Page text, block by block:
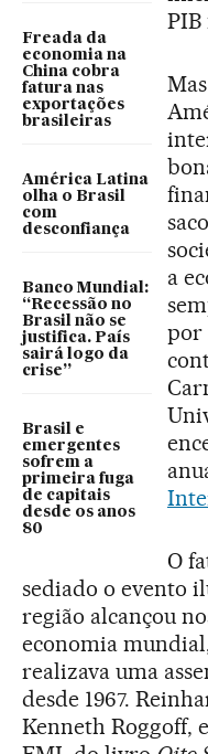
Freada da
economia na
China cobra
fatura nas
exportações
brasileiras
América Latina
olha o Brasil
com
desconfiança
Banco Mundial:
“Recessão no
Brasil não se
justifica. País
sairá logo da
crise”
Brasil e
emergentes
sofrem a
primeira fuga
de capitais
desde os anos
80
PIB
a
por
O
sediado o evento
região alcançou
economia
realizava uma
desde 1967.
Kenneth Roggoff,